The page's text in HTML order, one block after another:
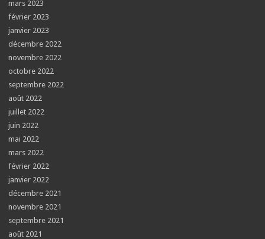
mars 2023
février 2023
janvier 2023
décembre 2022
novembre 2022
octobre 2022
septembre 2022
août 2022
juillet 2022
juin 2022
mai 2022
mars 2022
février 2022
janvier 2022
décembre 2021
novembre 2021
septembre 2021
août 2021